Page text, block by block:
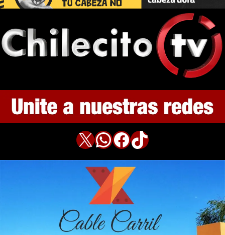
X WhatsApp Facebook TikTok